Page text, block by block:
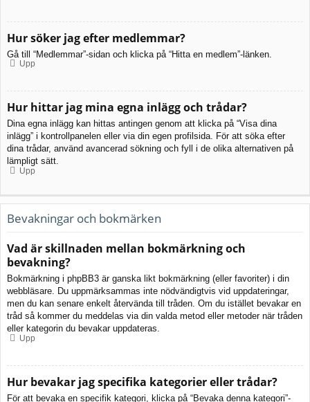
Hur söker jag efter medlemmar?
Gå till “Medlemmar”-sidan och klicka på “Hitta en medlem”-länken.
Upp
Hur hittar jag mina egna inlägg och trådar?
Dina egna inlägg kan hittas antingen genom att klicka på “Visa dina
inlägg” i kontrollpanelen eller via din egen profilsida. För att söka efter
dina trådar, använd avancerad sökning och fyll i de olika alternativen på
lämpligt sätt.
Upp
Bevakningar och bokmärken
Vad är skillnaden mellan bokmärkning och
bevakning?
Bokmärkning i phpBB3 är ganska likt bokmärkning (eller favoriter) i din
webbläsare. Du uppmärksammas inte nödvändigtvis vid uppdateringar,
men du kan senare enkelt återvända till tråden. Om du istället bevakar en
tråd så kommer du meddelas via din valda metod eller metoder när tråden
eller kategorin du bevakar uppdateras.
Upp
Hur bevakar jag specifika kategorier eller trådar?
För att bevaka en specifik kategori, klicka på “Bevaka denna kategori”-